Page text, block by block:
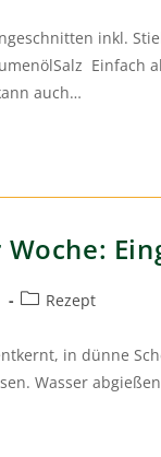
inkl.
Einfach
auch…
Woche:
Rezept
in dünne
Wasser